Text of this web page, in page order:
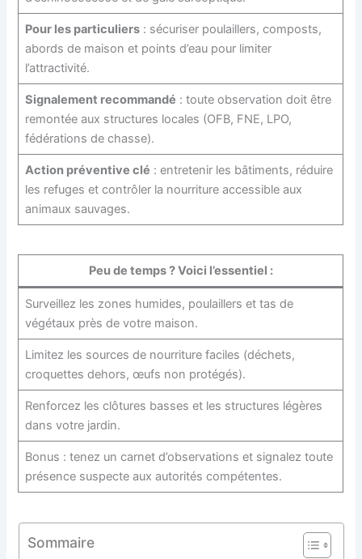
Pour les particuliers: sécuriser poulaillers, composts,
abords de maison et points d’eau pour limiter
l’attractivité.
Signalement recommandé : toute observation doit être
remontée aux structures locales (OFB, FNE, LPO,
fédérations de chasse).
Action préventive clé : entretenir les bâtiments, réduire
les refuges et contrôler la nourriture accessible aux
animaux sauvages.
Peu de temps ? Voici l’essentiel :
Surveillez les zones humides, poulaillers et tas de
végétaux près de votre maison.
Limitez les sources de nourriture faciles (déchets,
croquettes dehors, œufs non protégés).
Renforcez les clôtures basses et les structures légères
dans votre jardin.
Bonus : tenez un carnet d’observations et signalez toute
présence suspecte aux autorités compétentes.
Sommaire